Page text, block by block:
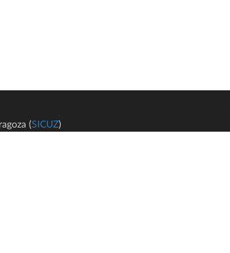
(SICUZ)